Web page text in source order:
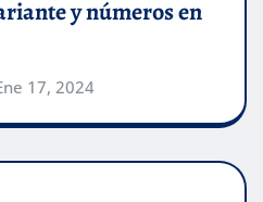
y números en
17, 2024